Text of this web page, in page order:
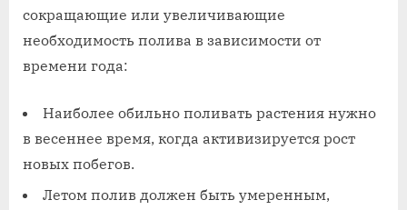
сокращающие или увеличивающие
необходимость полива в зависимости от
времени года:
Наиболее обильно поливать растения нужно
в весеннее время, когда активизируется рост
новых побегов.
Летом полив должен быть умеренным,